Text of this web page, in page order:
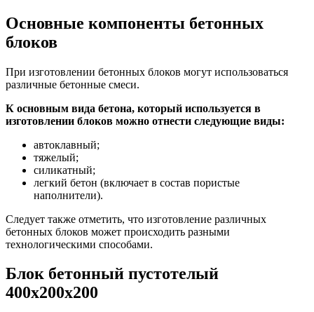
Основные компоненты бетонных
блоков
При изготовлении бетонных блоков могут использоваться
различные бетонные смеси.
К основным вида бетона, который используется в
изготовлении блоков можно отнести следующие виды:
автоклавный;
тяжелый;
силикатный;
легкий бетон (включает в состав пористые
наполнители).
Следует также отметить, что изготовление различных
бетонных блоков может происходить разными
технологическими способами.
Блок бетонный пустотелый
400х200х200